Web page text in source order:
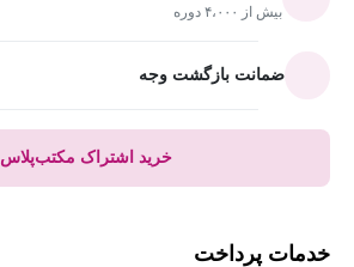
بیش از ۴،۰۰۰ دوره
ضمانت بازگشت وجه
خرید اشتراک مکتب‌پلاس
خدمات پرداخت